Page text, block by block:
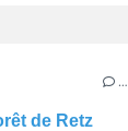
…
de Retz